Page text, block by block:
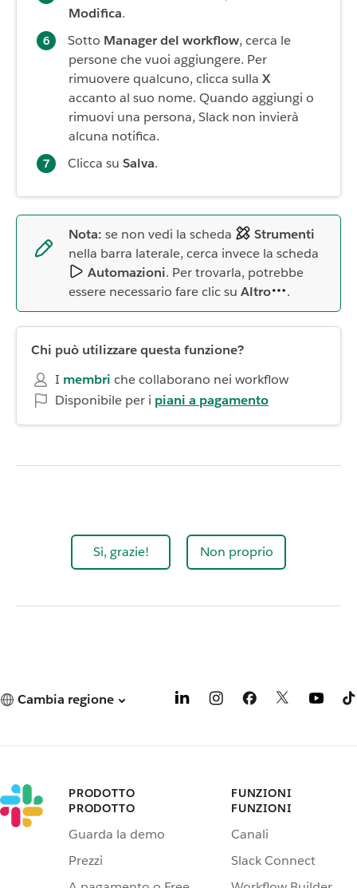
Modifica.
Sotto Manager del workflow, cerca le
persone che vuoi aggiungere. Per
rimuovere qualcuno, clicca sulla X
accanto al suo nome. Quando aggiungi o
rimuovi una persona, Slack non invierà
alcuna notifica.
Clicca su Salva.
Nota: se non vedi la scheda
Strumenti
nella barra laterale, cerca invece la scheda
Automazioni. Per trovarla, potrebbe
essere necessario fare clic su Altro .
Chi può utilizzare questa funzione?
I membri che collaborano nei workflow
Disponibile per i piani a pagamento
Sì, grazie! Non proprio
Cambia regione
PRODOTTO
PRODOTTO
Guarda la demo
Prezzi
FUNZIONI
FUNZIONI
Canali
Slack Connect